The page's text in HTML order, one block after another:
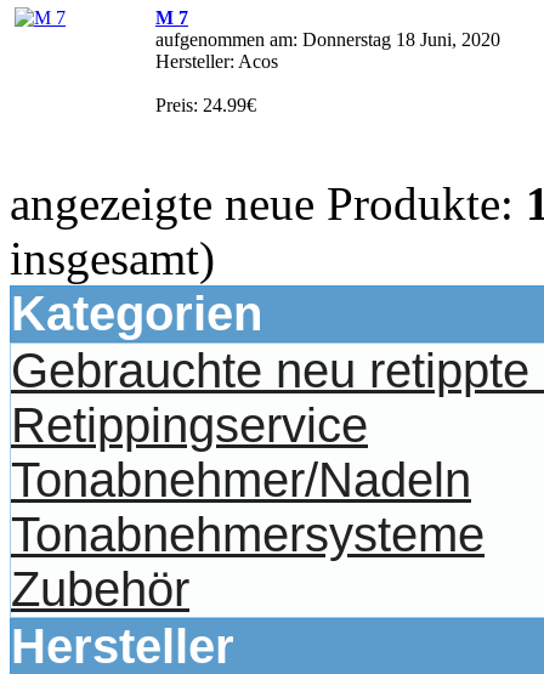
M 7
aufgenommen am: Donnerstag 18 Juni, 2020
Hersteller: Acos
Preis: 24.99€
angezeigte neue Produkte:
insgesamt)
Kategorien
Gebrauchte neu
Retippingservice
Tonabnehmer/Nadeln
Tonabnehmersysteme
Zubehör
Hersteller